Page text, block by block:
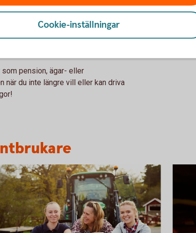
inte når ut ill dina kunder, vet de inte
och vad det är du vill lyfta.
pension, ägar- eller
när du inte längre vill eller kan driva
Cookie-inställningar